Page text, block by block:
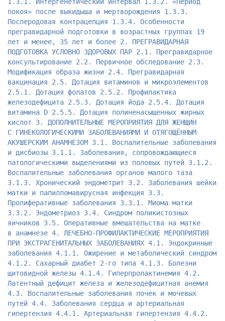
покоя» после выкидыша и мертворождения 1.3.3.
Послеродовая контрацепция 1.3.4. Особенности
прегравидарной подготовки в возрастных группах 19
лет и менее, 35 лет и более 2. ПРЕГРАВИДАРНАЯ
ПОДГОТОВКА УСЛОВНО ЗДОРОВЫХ ПАР 2.1. Прегравидарное
консультирование 2.2. Первичное обследование 2.3.
Модификация образа жизни 2.4. Прегравидарная
вакцинация 2.5. Дотация витаминов и микроэлементов
2.5.1. Дотация фолатов 2.5.2. Профилактика
железодефицита 2.5.3. Дотация йода 2.5.4. Дотация
витамина D 2.5.5. Дотация полиненасыщенных жирных
кислот 3. ДОПОЛНИТЕЛЬНЫЕ МЕРОПРИЯТИЯ ДЛЯ ЖЕНЩИН
С ГИНЕКОЛОГИЧЕСКИМИ ЗАБОЛЕВАНИЯМИ И ОТЯГОЩЁННЫМ
АКУШЕРСКИМ АНАМНЕЗОМ 3.1. Воспалительные заболевания
и дисбиозы 3.1.1. Заболевания, сопровождающиеся
патологическими выделениями из половых путей 3.1.2.
Воспалительные заболевания органов малого таза
3.1.3. Хронический эндометрит 3.2. Заболевания шейки
матки и папилломавирусная инфекция 3.3.
Пролиферативные заболевания 3.3.1. Миома матки
3.3.2. Эндометриоз 3.4. Синдром поликистозных
яичников 3.5. Оперативные вмешательства на матке
в анамнезе 4. ЛЕЧЕБНО-ПРОФИЛАКТИЧЕСКИЕ МЕРОПРИЯТИЯ
ПРИ ЭКСТРАГЕНИТАЛЬНЫХ ЗАБОЛЕВАНИЯХ 4.1. Эндокринные
заболевания 4.1.1. Ожирение и метаболический синдром
4.1.2. Сахарный диабет 2-го типа 4.1.3. Болезни
щитовидной железы 4.1.4. Гиперпролактинемия 4.2.
Латентный дефицит железа и железодефицитная анемия
4.3. Воспалительные заболевания почек и мочевых
путей 4.4. Заболевания сердца и артериальная
гипертензия 4.4.1. Артериальная гипертензия 4.4.2.